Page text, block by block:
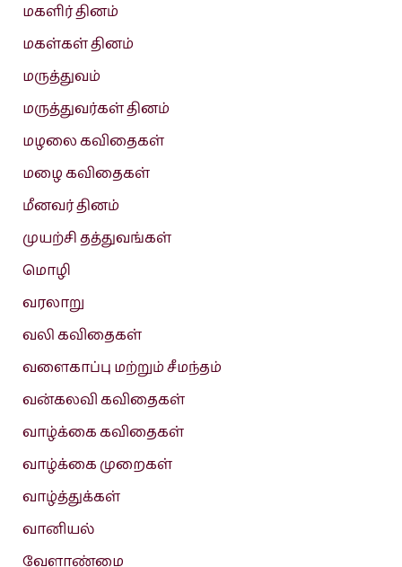
மகளிர் தினம்
மகள்கள் தினம்
மருத்துவம்
மருத்துவர்கள் தினம்
மழலை கவிதைகள்
மழை கவிதைகள்
மீனவர் தினம்
முயற்சி தத்துவங்கள்
மொழி
வரலாறு
வலி கவிதைகள்
வளைகாப்பு மற்றும் சீமந்தம்
வன்கலவி கவிதைகள்
வாழ்க்கை கவிதைகள்
வாழ்க்கை முறைகள்
வாழ்த்துக்கள்
வானியல்
வேளாண்மை